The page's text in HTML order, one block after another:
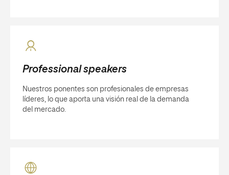
Professional speakers
Nuestros ponentes son profesionales de empresas
líderes, lo que aporta una visión real de la demanda
del mercado.